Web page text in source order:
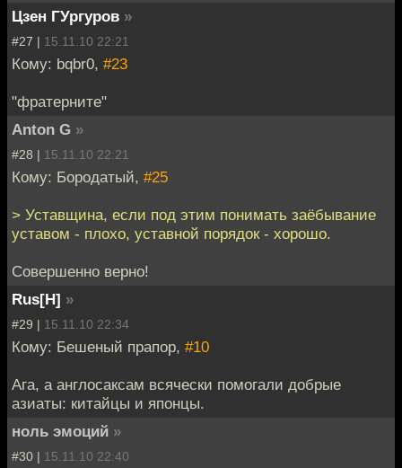
Цзен ГУргуров »
#27 | 15.11.10 22:21
Кому: bqbr0, #23
"фратерните"
Anton G »
#28 | 15.11.10 22:21
Кому: Бородатый, #25
> Уставщина, если под этим понимать заёбывание
уставом - плохо, уставной порядок - хорошо.
Совершенно верно!
Rus[H] »
#29 | 15.11.10 22:34
Кому: Бешеный прапор, #10
Ага, а англосаксам всячески помогали добрые
азиаты: китайцы и японцы.
ноль эмоций »
#30 | 15.11.10 22:40